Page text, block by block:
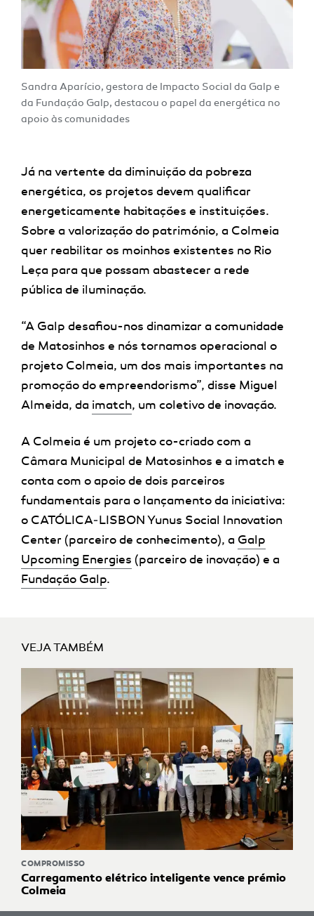
Sandra Aparício, gestora de Impacto Social da Galp e
da Fundação Galp, destacou o papel da energética no
apoio às comunidades
Já na vertente da diminuição da pobreza
energética, os projetos devem qualificar
energeticamente habitações e instituições.
Sobre a valorização do património, a Colmeia
quer reabilitar os moinhos existentes no Rio
Leça para que possam abastecer a rede
pública de iluminação.
“A Galp desafiou-nos dinamizar a comunidade
de Matosinhos e nós tornamos operacional o
projeto Colmeia, um dos mais importantes na
promoção do empreendorismo”, disse Miguel
Almeida, da imatch, um coletivo de inovação.
A Colmeia é um projeto co-criado com a
Câmara Municipal de Matosinhos e a imatch e
conta com o apoio de dois parceiros
fundamentais para o lançamento da iniciativa:
o CATÓLICA-LISBON Yunus Social Innovation
Center (parceiro de conhecimento), a Galp
Upcoming Energies (parceiro de inovação) e a
Fundação Galp.
VEJA TAMBÉM
COMPROMISSO
Carregamento elétrico inteligente vence prémio
Colmeia